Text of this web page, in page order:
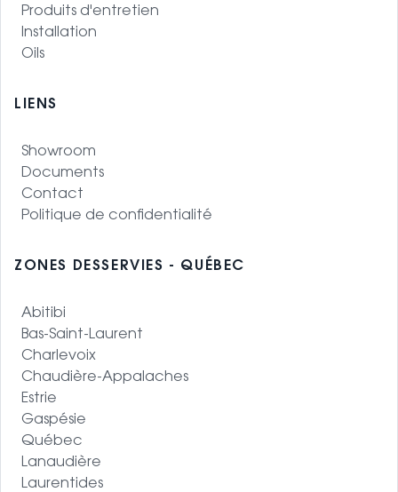
Produits d'entretien
Installation
Oils
LIENS
Showroom
Documents
Contact
Politique de confidentialité
ZONES DESSERVIES - QUÉBEC
Abitibi
Bas-Saint-Laurent
Charlevoix
Chaudière-Appalaches
Estrie
Gaspésie
Québec
Lanaudière
Laurentides